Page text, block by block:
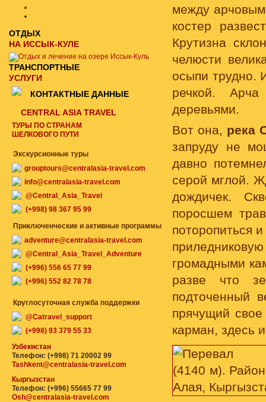
между
костер
Крутизна
челюсти
осыпи трудно.
речкой. Арча
деревьями.
Вот она, река
запруду не
давно
серой мглой.
дождичек.
поросшем
поторопиться
громадными
разве что
подточенный
прячущий
карман, здесь
ОТДЫХ
НА ИССЫК-КУЛЕ
ТРАНСПОРТНЫЕ
УСЛУГИ
КОНТАКТНЫЕ ДАННЫЕ
CENTRAL ASIA TRAVEL
ТУРЫ ПО СТРАНАМ
ШЕЛКОВОГО ПУТИ
Экскурсионные туры
grouptours@centralasia-travel.com
info@centralasia-travel.com
@Central_Asia_Travel
(+998) 98 367 95 99
Приключенческие и активные программы
adventure@centralasia-travel.com
@Central_Asia_Travel_Adventure
(+996) 556 65 77 99
(+996) 552 82 78 78
Круглосуточная служба поддержки
@Catravel_support
(+998) 93 379 55 33
Узбекистан
Телефон: (+998) 71 20002 99
Tashkent@centralasia-travel.com
Кыргызстан
Телефон: (+996) 55665 77 99
Osh@centralasia-travel.com